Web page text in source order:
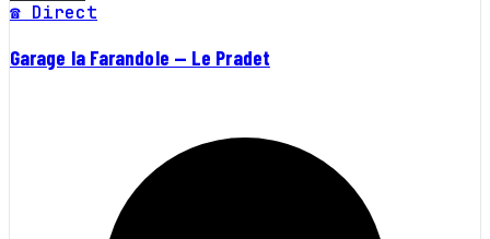
☎ Direct
Garage la Farandole — Le Pradet